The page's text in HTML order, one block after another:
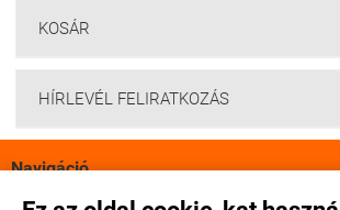
KOSÁR
HÍRLEVÉL FELIRATKOZÁS
Navigáció